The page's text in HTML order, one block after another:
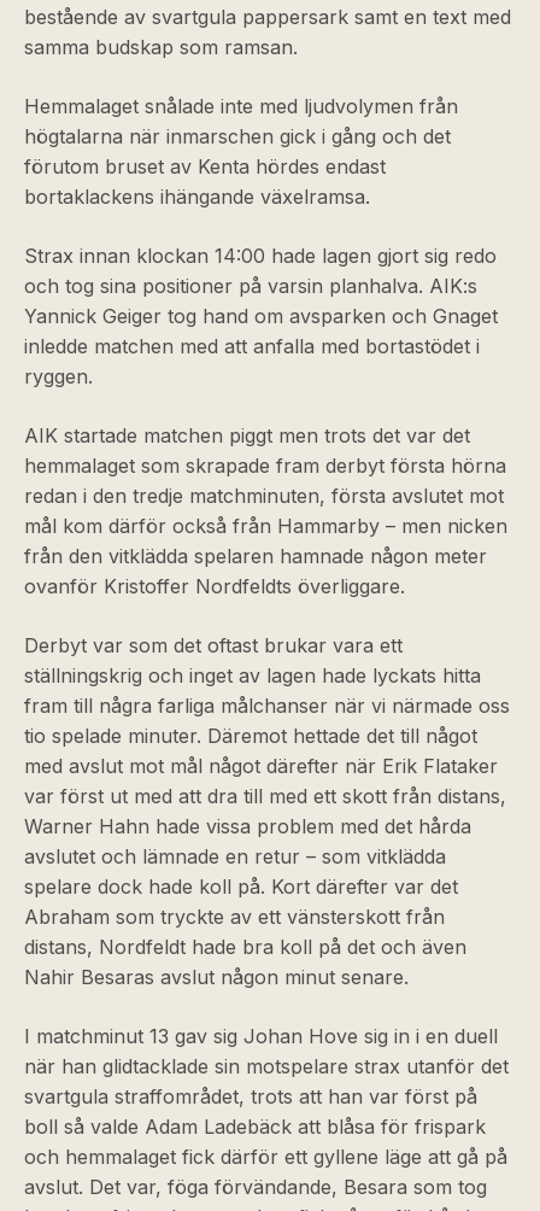
bestående av svartgula pappersark samt en text med
samma budskap som ramsan.
Hemmalaget snålade inte med ljudvolymen från
högtalarna när inmarschen gick i gång och det
förutom bruset av Kenta hördes endast
bortaklackens ihängande växelramsa.
Strax innan klockan 14:00 hade lagen gjort sig redo
och tog sina positioner på varsin planhalva. AIK:s
Yannick Geiger tog hand om avsparken och Gnaget
inledde matchen med att anfalla med bortastödet i
ryggen.
AIK startade matchen piggt men trots det var det
hemmalaget som skrapade fram derbyt första hörna
redan i den tredje matchminuten, första avslutet mot
mål kom därför också från Hammarby – men nicken
från den vitklädda spelaren hamnade någon meter
ovanför Kristoffer Nordfeldts överliggare.
Derbyt var som det oftast brukar vara ett
ställningskrig och inget av lagen hade lyckats hitta
fram till några farliga målchanser när vi närmade oss
tio spelade minuter. Däremot hettade det till något
med avslut mot mål något därefter när Erik Flataker
var först ut med att dra till med ett skott från distans,
Warner Hahn hade vissa problem med det hårda
avslutet och lämnade en retur – som vitklädda
spelare dock hade koll på. Kort därefter var det
Abraham som tryckte av ett vänsterskott från
distans, Nordfeldt hade bra koll på det och även
Nahir Besaras avslut någon minut senare.
I matchminut 13 gav sig Johan Hove sig in i en duell
när han glidtacklade sin motspelare strax utanför det
svartgula straffområdet, trots att han var först på
boll så valde Adam Ladebäck att blåsa för frispark
och hemmalaget fick därför ett gyllene läge att gå på
avslut. Det var, föga förvändande, Besara som tog